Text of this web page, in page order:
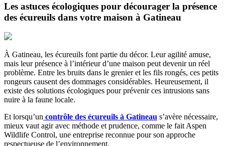
Les astuces écologiques pour décourager la présence
des écureuils dans votre maison à Gatineau
À Gatineau, les écureuils font partie du décor. Leur agilité amuse,
mais leur présence à l’intérieur d’une maison peut devenir un réel
problème. Entre les bruits dans le grenier et les fils rongés, ces petits
rongeurs causent des dommages considérables. Heureusement, il
existe des solutions écologiques pour prévenir ces intrusions sans
nuire à la faune locale.
Et lorsqu’un contrôle des écureuils à Gatineau s’avère nécessaire,
mieux vaut agir avec méthode et prudence, comme le fait Aspen
Wildlife Control, une entreprise reconnue pour son approche
respectueuse de l’environnement.